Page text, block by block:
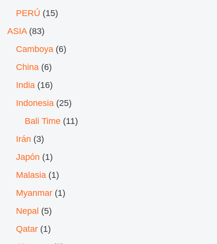
PERÚ (15)
ASIA(83)
Camboya (6)
China (6)
India (16)
Indonesia (25)
Bali Time (11)
Irán (3)
Japón (1)
Malasia (1)
Myanmar (1)
Nepal (5)
Qatar (1)